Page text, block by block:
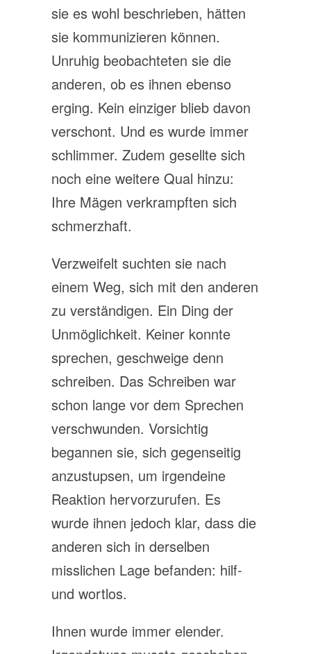
sie es wohl beschrieben, hätten
sie kommunizieren können.
Unruhig beobachteten sie die
anderen, ob es ihnen ebenso
erging. Kein einziger blieb davon
verschont. Und es wurde immer
schlimmer. Zudem gesellte sich
noch eine weitere Qual hinzu:
Ihre Mägen verkrampften sich
schmerzhaft.
Verzweifelt suchten sie nach
einem Weg, sich mit den anderen
zu verständigen. Ein Ding der
Unmöglichkeit. Keiner konnte
sprechen, geschweige denn
schreiben. Das Schreiben war
schon lange vor dem Sprechen
verschwunden. Vorsichtig
begannen sie, sich gegenseitig
anzustupsen, um irgendeine
Reaktion hervorzurufen. Es
wurde ihnen jedoch klar, dass die
anderen sich in derselben
misslichen Lage befanden: hilf-
und wortlos.
Ihnen wurde immer elender.